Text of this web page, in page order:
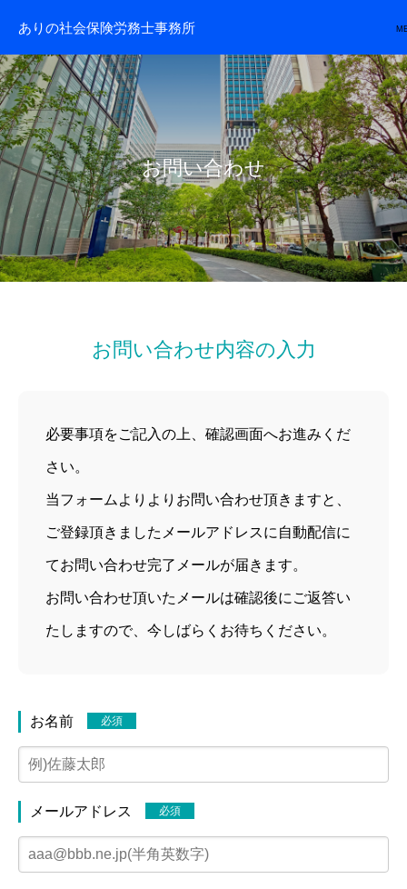
ありの社会保険労務士事務所
お問い合わせ
お問い合わせ内容の入力
必要事項をご記入の上、確認画面へお進みくだ
さい。
当フォームよりよりお問い合わせ頂きますと、
ご登録頂きましたメールアドレスに自動配信に
てお問い合わせ完了メールが届きます。
お問い合わせ頂いたメールは確認後にご返答い
たしますので、今しばらくお待ちください。
お名前 必須
メールアドレス 必須
ありの社会保険労務士事務所